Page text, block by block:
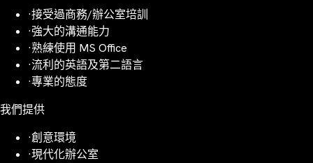
·接受過商務/辦公室培訓
·強大的溝通能力
·熟練使用 MS Office
·流利的英語及第二語言
·專業的態度
我們提供
·創意環境
·現代化辦公室